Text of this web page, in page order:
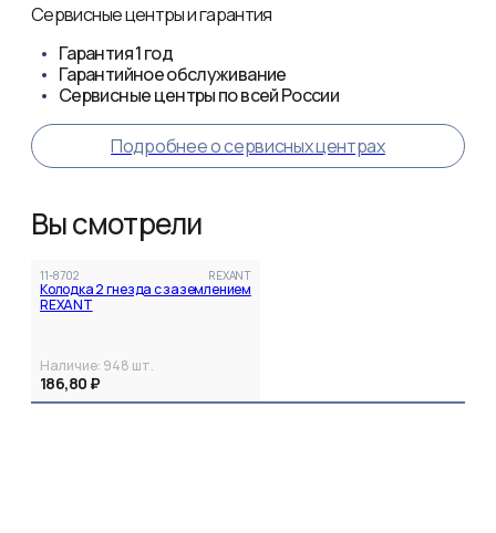
Сервисные центры и гарантия
Гарантия1 год
Гарантийное обслуживание
Сервисные центры по всей России
Подробнее о сервисных центрах
Вы смотрели
11-8702 REXANT
Колодка 2 гнезда с заземлением
REXANT
Наличие: 948 шт.
186,80 ₽